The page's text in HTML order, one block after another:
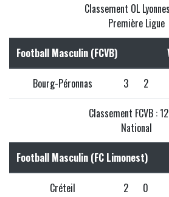
Classement OL
Première Ligue
Football Masculin (FCVB)
Bourg-Péronnas 3 2
Classement FCVB :
National
Football Masculin (FC Limonest)
Créteil 2 0